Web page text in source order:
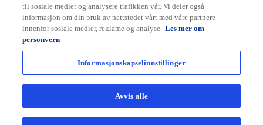
til sosiale medier og analysere trafikken vår. Vi deler også
informasjon om din bruk av nettstedet vårt med våre partnere
innenfor sosiale medier, reklame og analyse. Les mer om
personvern
Informasjonskapselinnstillinger
Avvis alle